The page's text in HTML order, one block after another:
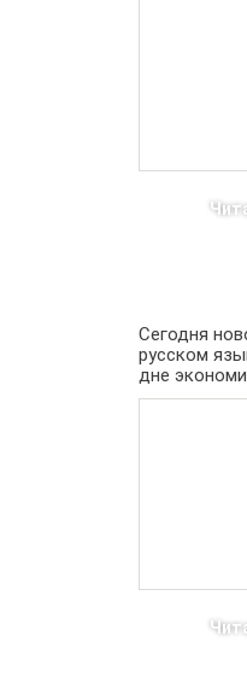
Сегодня
русском
дне